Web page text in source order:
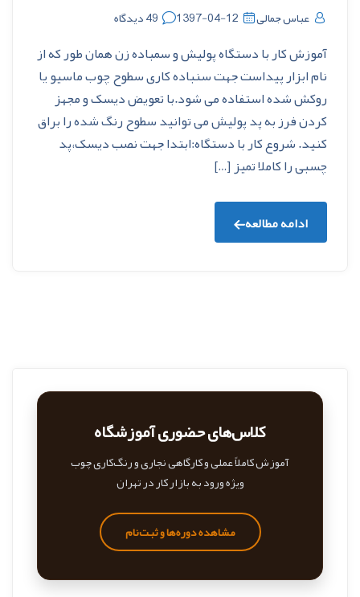
عباس جمالی 1397-04-12 49 دیدگاه
آموزش کار با دستگاه پولیش و سمباده زن همان طور که از
نام ابزار پیداست جهت سنباده کاری سطوح چوب ماسیو یا
روکش شده استفاده می شود.با تعویض دیسک و مجهز
کردن فرز به پد پولیش می توانید سطوح رنگ شده را براق
کنید. شروع کار با دستگاه:ابتدا جهت نصب دیسک،پد
چسبی را کاملا تمیز […]
ادامه مطالعه
کلاس‌های حضوری آموزشگاه
آموزش کاملاً عملی و کارگاهی نجاری و رنگ‌کاری چوب
ویژه ورود به بازار کار در تهران
مشاهده دوره‌ها و ثبت‌نام